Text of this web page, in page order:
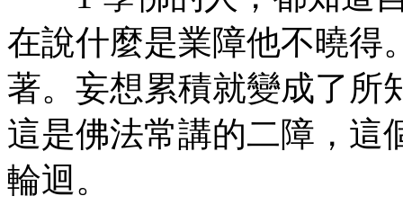
在說什麼是業障他不曉得
著。妄想累積就變成了所
這是佛法常講的二障，這
輪迴。